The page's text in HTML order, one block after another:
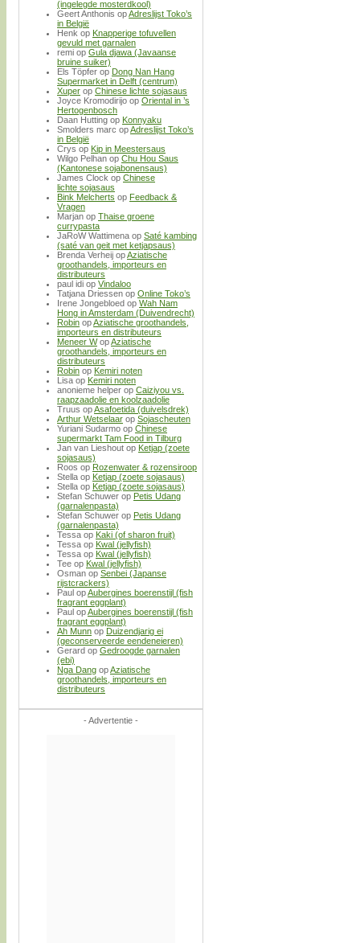
(ingelegde mosterdkool)
Geert Anthonis opAdreslijst Toko’s
in België
Henk op Knapperige tofuvellen
gevuld met garnalen
remi op Gula djawa (Javaanse
bruine suiker)
Els Töpfer op Dong Nan Hang
Supermarket in Delft (centrum)
Xuper op Chinese lichte sojasaus
Joyce Kromodirijo op Oriental in ’s
Hertogenbosch
Daan Hutting op Konnyaku
Smolders marc opAdreslijst Toko’s
in België
Crys op Kip in Meestersaus
Wilgo Pelhan op Chu Hou Saus
(Kantonese sojabonensaus)
James Clock op Chinese
lichte sojasaus
Bink Melcherts op Feedback &
Vragen
Marjan op Thaise groene
currypasta
JaRoW Wattimena op Saté kambing
(saté van geit met ketjapsaus)
Brenda Verheij opAziatische
groothandels, importeurs en
distributeurs
paul idi op Vindaloo
Tatjana Driessen op Online Toko’s
Irene Jongebloed op Wah Nam
Hong in Amsterdam (Duivendrecht)
Robin opAziatische groothandels,
importeurs en distributeurs
Meneer WopAziatische
groothandels, importeurs en
distributeurs
Robin op Kemiri noten
Lisa op Kemiri noten
anonieme helper op Caiziyou vs.
raapzaadolie en koolzaadolie
Truus opAsafoetida (duivelsdrek)
Arthur Wetselaar op Sojascheuten
Yuriani Sudarmo op Chinese
supermarkt Tam Food in Tilburg
Jan van Lieshout op Ketjap (zoete
sojasaus)
Roos op Rozenwater & rozensiroop
Stella op Ketjap (zoete sojasaus)
Stella op Ketjap (zoete sojasaus)
Stefan Schuwer op Petis Udang
(garnalenpasta)
Stefan Schuwer op Petis Udang
(garnalenpasta)
Tessa op Kaki (of sharon fruit)
Tessa op Kwal (jellyfish)
Tessa op Kwal (jellyfish)
Tee op Kwal (jellyfish)
Osman op Senbei (Japanse
rijstcrackers)
Paul opAubergines boerenstijl (fish
fragrant eggplant)
Paul opAubergines boerenstijl (fish
fragrant eggplant)
Ah Munn op Duizendjarig ei
(geconserveerde eendeneieren)
Gerard op Gedroogde garnalen
(ebi)
Nga Dang opAziatische
groothandels, importeurs en
distributeurs
- Advertentie -